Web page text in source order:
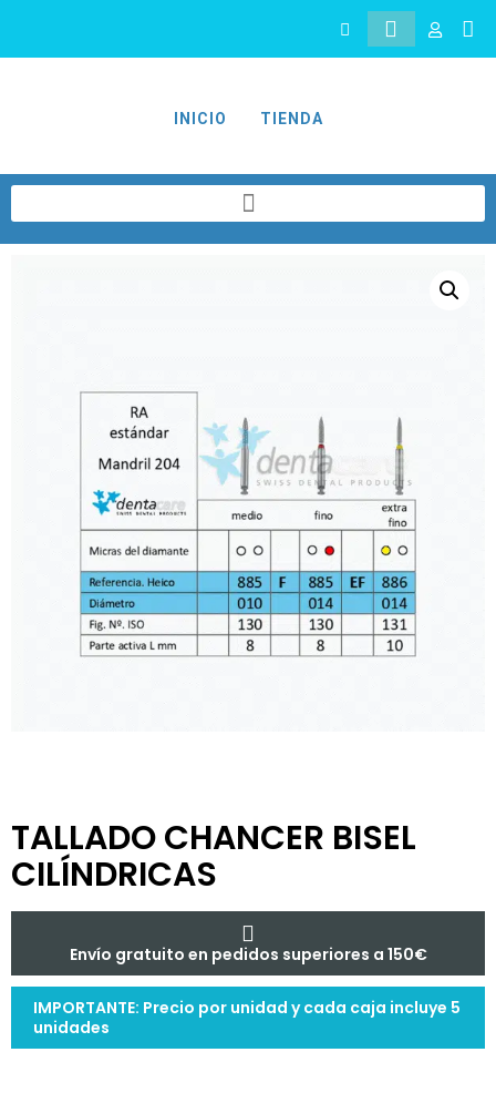
INICIO TIENDA
TALLADO CHANCER BISEL
CILÍNDRICAS
Envío gratuito en pedidos superiores a 150€
IMPORTANTE: Precio por unidad y cada caja incluye 5
unidades